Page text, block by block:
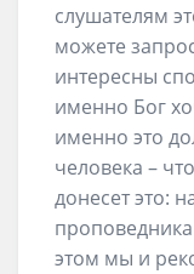
слушателям
можете
интересны
именно Бог
именно это
человека –
донесет это:
этом мы и